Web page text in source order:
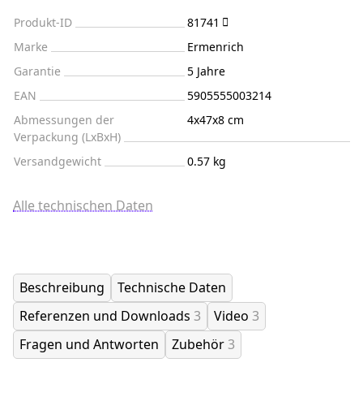
Produkt-ID
81741
Marke
Ermenrich
Garantie
5 Jahre
EAN
5905555003214
Abmessungen der
Verpackung (LxBxH)
4x47x8 cm
Versandgewicht 0.57 kg
Alle technischen Daten
Beschreibung
Technische Daten
Referenzen und Downloads 3 Video 3
Fragen und Antworten
Zubehör3